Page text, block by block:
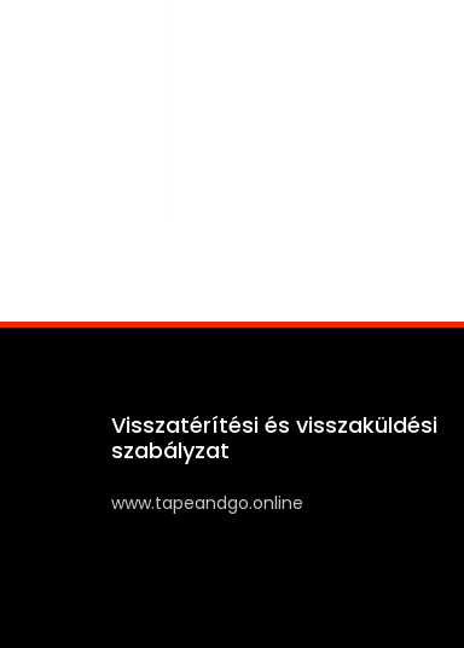
Visszatérítési és visszaküldési
szabályzat
www.tapeandgo.online